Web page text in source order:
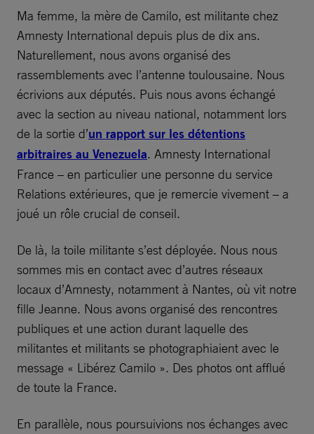
Ma femme, la mère de Camilo, est militante chez
Amnesty International depuis plus de dix ans.
Naturellement, nous avons organisé des
rassemblements avec l’antenne toulousaine. Nous
écrivions aux députés. Puis nous avons échangé
avec la section au niveau national, notamment lors
de la sortie d’un rapport sur les détentions
arbitraires au Venezuela. Amnesty International
France – en particulier une personne du service
Relations extérieures, que je remercie vivement – a
joué un rôle crucial de conseil.
De là, la toile militante s’est déployée. Nous nous
sommes mis en contact avec d’autres réseaux
locaux d’Amnesty, notamment à Nantes, où vit notre
fille Jeanne. Nous avons organisé des rencontres
publiques et une action durant laquelle des
militantes et militants se photographiaient avec le
message « Libérez Camilo ». Des photos ont afflué
de toute la France.
En parallèle, nous poursuivions nos échanges avec